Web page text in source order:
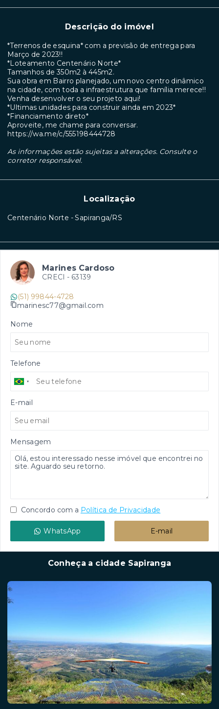
Descrição do imóvel
*Terrenos de esquina* com a previsão de entrega para
Março de 2023!!
*Loteamento Centenário Norte*
Tamanhos de 350m2 à 445m2.
Sua obra em Bairro planejado, um novo centro dinâmico
na cidade, com toda a infraestrutura que família merece!!
Venha desenvolver o seu projeto aqui!
*Ultimas unidades para construir ainda em 2023*
*Financiamento direto*
Aproveite, me chame para conversar.
https://wa.me/c/555198444728
As informações estão sujeitas a alterações. Consulte o
corretor responsável.
Localização
Centenário Norte - Sapiranga/RS
Marines Cardoso
CRECI - 63139
(51) 99844-4728
marinesc77@gmail.com
Nome
Telefone
E-mail
Mensagem
Concordo com a Política de Privacidade
WhatsApp E-mail
Conheça a cidade Sapiranga